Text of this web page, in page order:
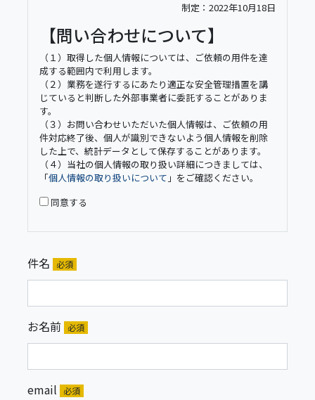
制定：2022年10月18日
【問い合わせについて】
（１）取得した個人情報については、ご依頼の用件を達
成する範囲内で利用します。
（２）業務を遂行するにあたり適正な安全管理措置を講
じていると判断した外部事業者に委託することがありま
す。
（３）お問い合わせいただいた個人情報は、ご依頼の用
件対応終了後、個人が識別できないよう個人情報を削除
した上で、統計データとして保存することがあります。
（４）当社の個人情報の取り扱い詳細につきましては、
「個人情報の取り扱いについて 」をご確認ください。
同意する
件名 必須
お名前 必須
email 必須